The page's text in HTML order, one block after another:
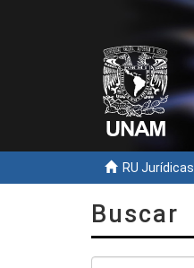
RU Jurídicas
Buscar